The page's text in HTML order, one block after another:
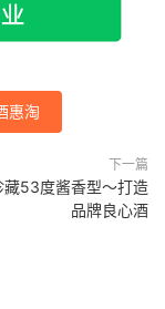
惠淘
下一篇
藏53度酱香型～打造
品牌良心酒